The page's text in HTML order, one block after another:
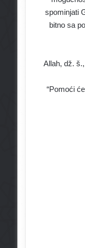
spominjati
bitno sa
Allah, dž.
“Pomoći